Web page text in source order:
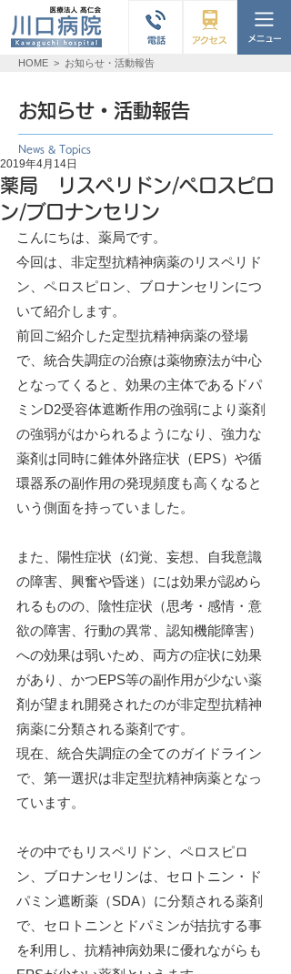
HOME > お知らせ・活動報告
お知らせ・活動報告
News & Topics
薬局 リスペリドン/ペロスピロ
ン/ブロナンセリン
2019年4月14日
こんにちは、薬局です。
今回は、非定型抗精神病薬のリスペリド
ン、ペロスピロン、ブロナンセリンにつ
いて紹介します。
前回ご紹介した定型抗精神病薬の登場
で、統合失調症の治療は薬物療法が中心
となってくると、効果の主体であるドパ
ミンD2受容体遮断作用の強弱により薬剤
の強弱がはかられるようになり、強力な
薬剤は同時に錐体外路症状（EPS）や循
環器系の副作用の発現頻度も高くなると
いう側面を持っていました。
また、陽性症状（幻覚、妄想、自我意識
の障害、興奮や昏迷）には効果が認めら
れるものの、陰性症状（思考・感情・意
欲の障害、行動の異常、認知機能障害）
への効果は弱いため、両方の症状に効果
があり、かつEPS等の副作用が少ない薬
剤が望まれ開発されたのが非定型抗精神
病薬に分類される薬剤です。
現在、統合失調症の全てのガイドライン
で、第一選択は非定型抗精神病薬となっ
ています。
その中でもリスペリドン、ペロスピロ
ン、ブロナンセリンは、セロトニン・ド
パミン遮断薬（SDA）に分類される薬剤
で、セロトニンとドパミンが拮抗する事
を利用し、抗精神病効果に優れながらも